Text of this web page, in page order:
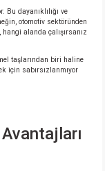
dayanıklılığı ve
otomotiv sektöründen
alanda çalışırsanız
taşlarından biri haline
için sabırsızlanmıyor